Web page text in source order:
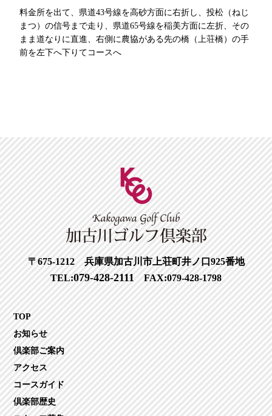
料金所を出て、県道43号線を高砂方面に右折し、投松（ねじ
まつ）の信号まで走り、県道65号線を稲美方面に左折、その
まま道なりに直進、右側に農協がある先の橋（上荘橋）の手
前を左下へ下りてコースへ
〒675-1212 兵庫県加古川市上荘町井ノ口925番地
TEL:079-428-2111FAX:079-428-1798
TOP
お知らせ
倶楽部ご案内
アクセス
コースガイド
倶楽部歴史